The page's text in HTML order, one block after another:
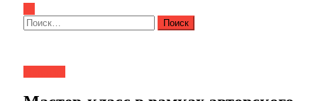
Найти: